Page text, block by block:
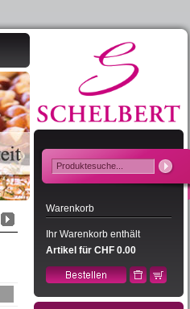
Warenkorb
Ihr Warenkorb enthält
Artikel für CHF 0.00